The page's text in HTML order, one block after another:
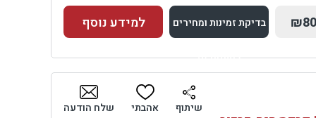
בדיקת זמינות ומחירים
למתחם זה
בדיקת זמינות ומחירים
למידע נוסף
שיתוף אהבתי שלח הודעה